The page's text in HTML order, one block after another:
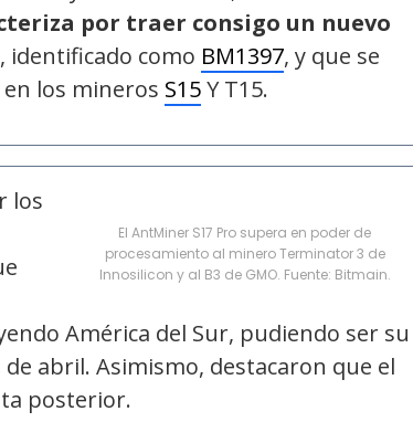
por traer consigo un nuevo
, identificado como BM1397, y que se
los mineros S15Y T15.
El AntMiner S17 Pro supera en poder de
procesamiento al minero Terminator 3 de
Innosilicon y al B3 de GMO. Fuente: Bitmain.
los
América del Sur, pudiendo ser su
abril. Asimismo, destacaron que el
posterior.